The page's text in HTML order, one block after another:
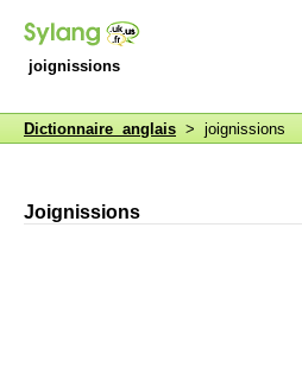
joignissions
Dictionnaire anglais > joignissions
Joignissions